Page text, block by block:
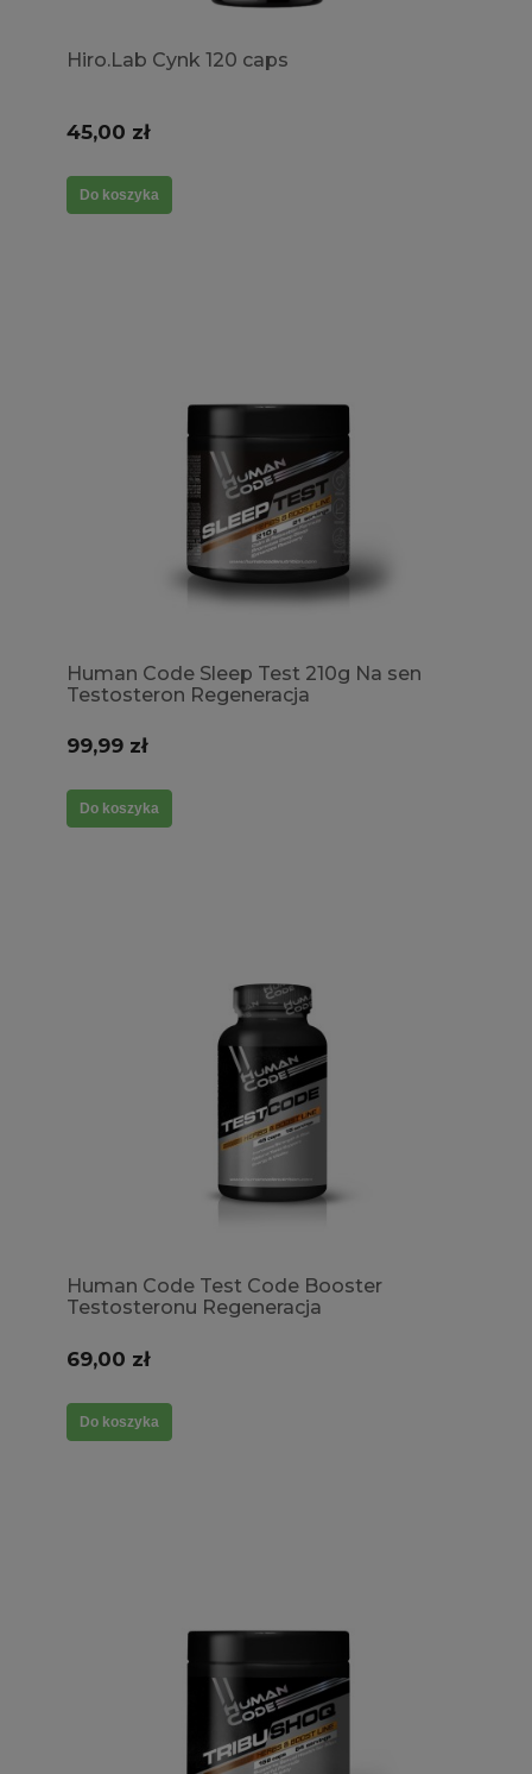
Hiro.Lab Cynk 120 caps
45,00 zł
Do koszyka
Human Code Sleep Test 210g Na sen
Testosteron Regeneracja
99,99 zł
Do koszyka
Human Code Test Code Booster
Testosteronu Regeneracja
69,00 zł
Do koszyka